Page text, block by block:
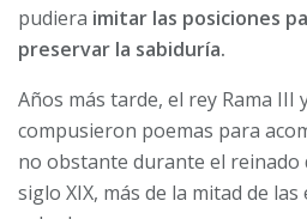
pudiera imitar las posiciones
preservar la sabiduría.
Años más tarde, el rey Rama III
compusieron poemas para
no obstante durante el reinado
siglo XIX, más de la mitad de